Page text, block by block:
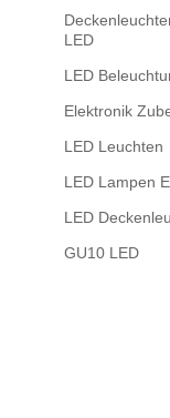
LED
LED
Elektronik
LED Leuchten
LED Lampen
LED
GU10 LED